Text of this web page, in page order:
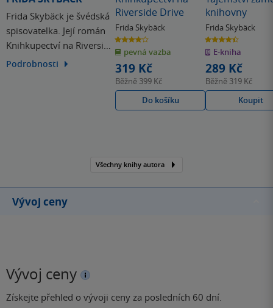
Frida Skybäck je švédská
spisovatelka. Její román
Knihkupectví na Riverside
Drive byl v době svého
Podrobnosti
Riverside Drive
Frida Skybäck
4.2
z
5
hvězdiček
pevná vazba
319 Kč
Běžně 399 Kč
Do košíku
knihovny
Frida Skybäck
4.5
z
5
hvězdiček
E-kniha
289 Kč
Běžně 319 Kč
Koupit
Všechny knihy autora
Vývoj ceny
Vývoj ceny
Získejte přehled o vývoji ceny za posledních 60 dní.